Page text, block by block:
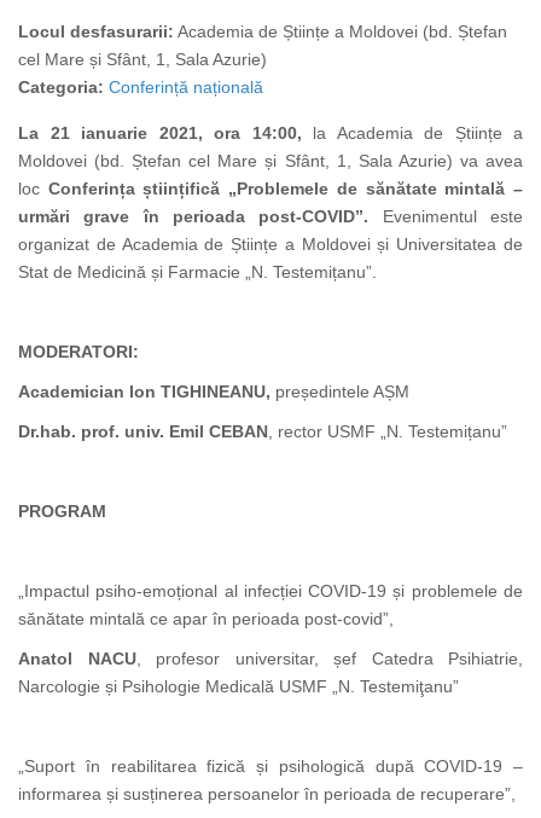
Locul desfasurarii: Academia de Științe a Moldovei (bd. Ștefan
cel Mare și Sfânt, 1, Sala Azurie)
Categoria: Conferință națională
La 21 ianuarie 2021, ora 14:00, la Academia de Științe a
Moldovei (bd. Ștefan cel Mare și Sfânt, 1, Sala Azurie) va avea
loc Conferința științifică „Problemele de sănătate mintală –
urmări grave în perioada post-COVID”. Evenimentul este
organizat de Academia de Științe a Moldovei și Universitatea de
Stat de Medicină și Farmacie „N. Testemițanu”.
MODERATORI:
Academician Ion TIGHINEANU, președintele AȘM
Dr.hab. prof. univ. Emil CEBAN , rector USMF „N. Testemițanu”
PROGRAM
„Impactul psiho-emoțional al infecției COVID-19 și problemele de
sănătate mintală ce apar în perioada post-covid”,
Anatol NACU, profesor universitar,
șef Catedra Psihiatrie,
Narcologie și Psihologie Medicală USMF „N. Testemiţanu”
„Suport în reabilitarea fizică și psihologică după COVID-19 –
informarea și susținerea persoanelor în perioada de recuperare”,